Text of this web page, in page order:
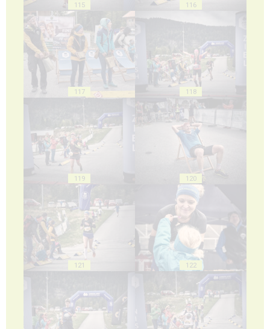
115 116
117 118
119 120
121 122